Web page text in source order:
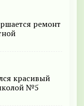
ремонт
красивый
№5